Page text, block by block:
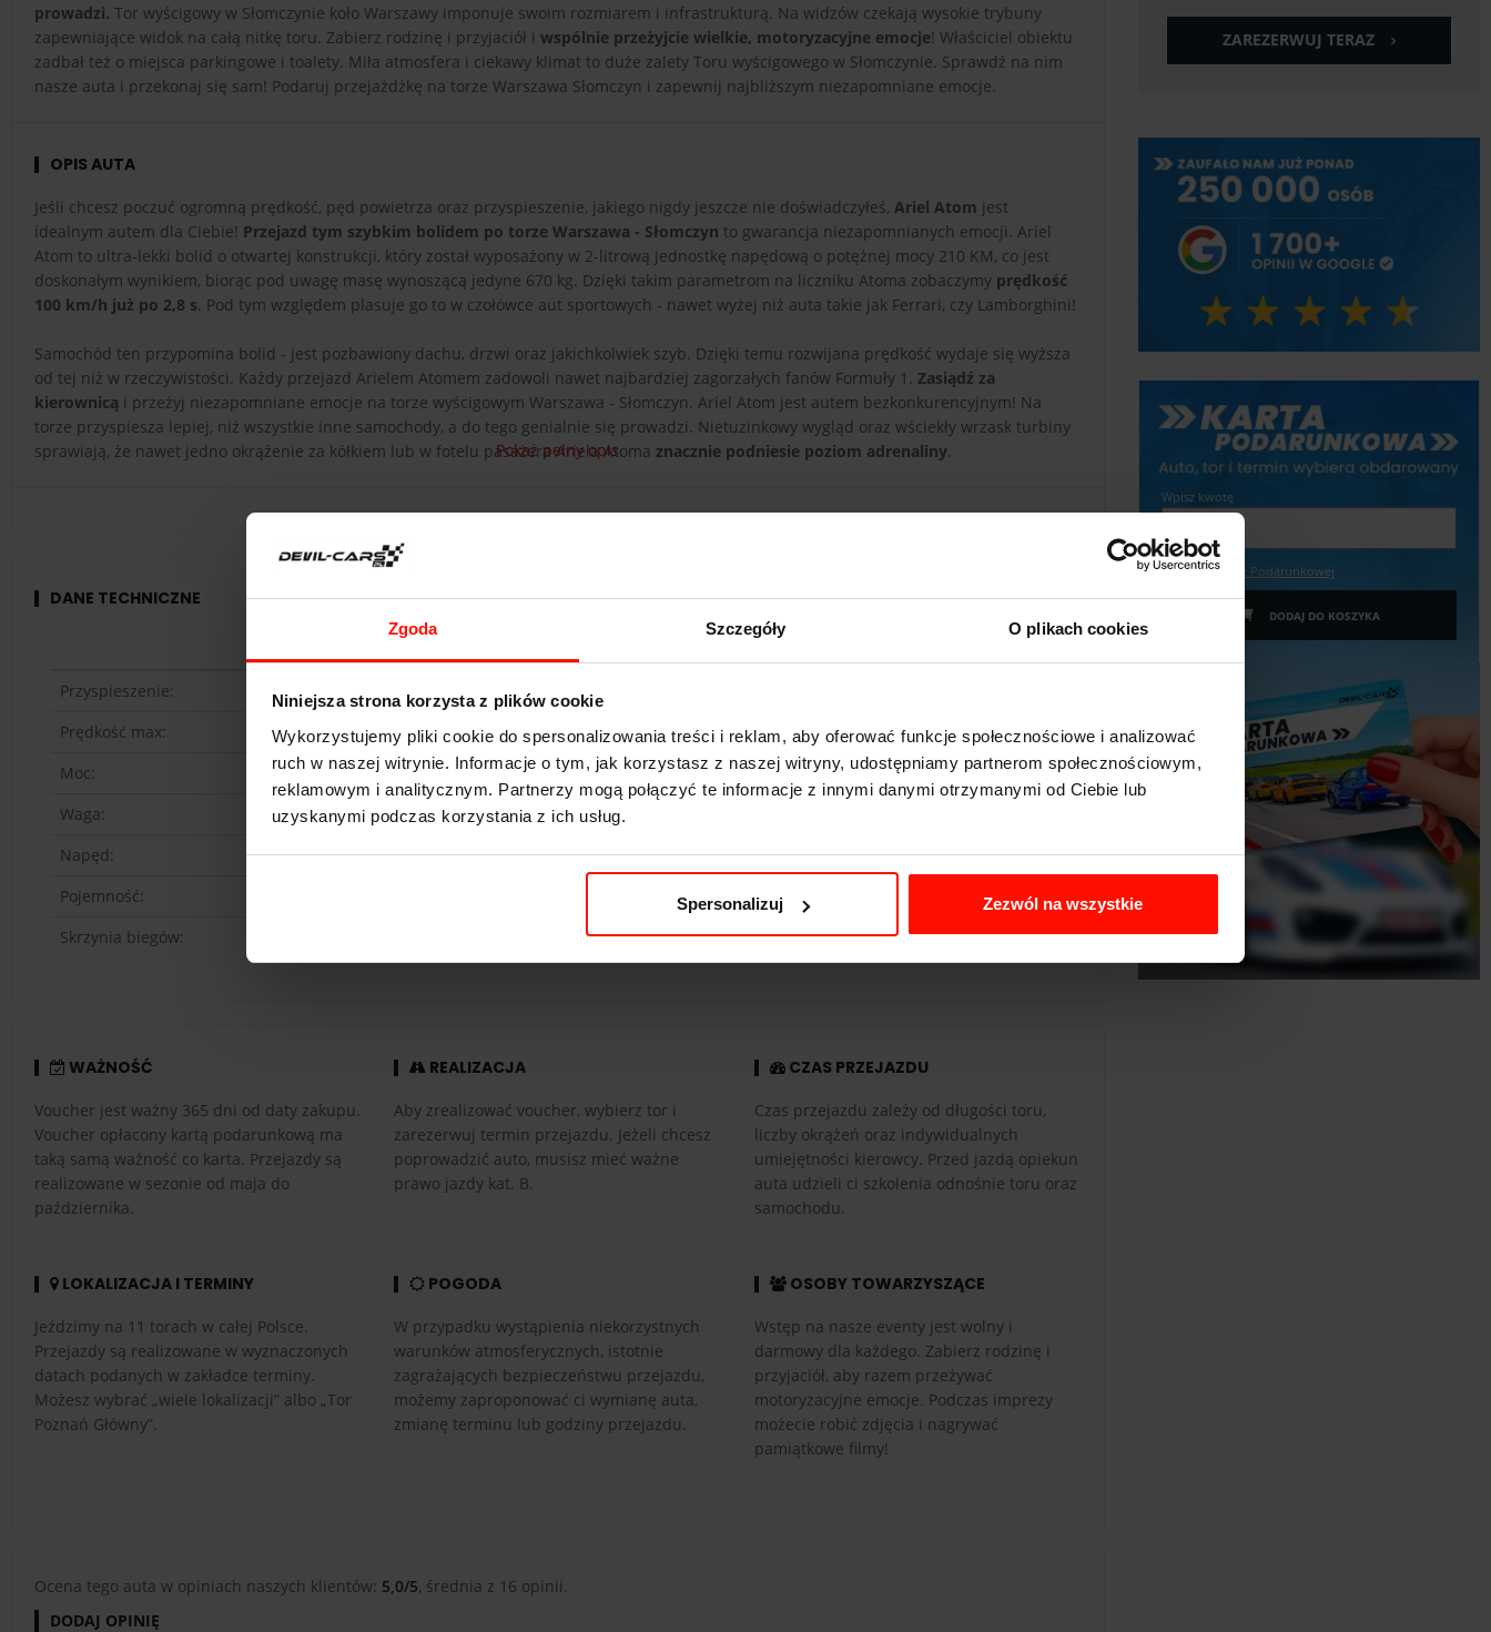
Zgoda Szczegóły O plikach cookies
Niniejsza strona korzysta z plików cookie
Wykorzystujemy pliki cookie do spersonalizowania treści i reklam, aby oferować funkcje społecznościowe i analizować
ruch w naszej witrynie. Informacje o tym, jak korzystasz z naszej witryny, udostępniamy partnerom społecznościowym,
reklamowym i analitycznym. Partnerzy mogą połączyć te informacje z innymi danymi otrzymanymi od Ciebie lub
uzyskanymi podczas korzystania z ich usług.
Spersonalizuj Zezwól na wszystkie
prowadzi. Tor wyścigowy w Słomczynie koło Warszawy imponuje swoim rozmiarem i infrastrukturą. Na widzów czekają wysokie trybuny
zapewniające widok na całą nitkę toru. Zabierz rodzinę i przyjaciół i wspólnie przeżyjcie wielkie, motoryzacyjne emocje! Właściciel obiektu
zadbał też o miejsca parkingowe i toalety. Miła atmosfera i ciekawy klimat to duże zalety Toru wyścigowego w Słomczynie. Sprawdź na nim
nasze auta i przekonaj się sam! Podaruj przejażdżkę na torze Warszawa Słomczyn i zapewnij najbliższym niezapomniane emocje.
OPIS AUTA
Jeśli chcesz poczuć ogromną prędkość, pęd powietrza oraz przyspieszenie, jakiego nigdy jeszcze nie doświadczyłeś, Ariel Atom jest
idealnym autem dla Ciebie! Przejazd tym szybkim bolidem po torze Warszawa - Słomczyn to gwarancja niezapomnianych emocji. Ariel
Atom to ultra-lekki bolid o otwartej konstrukcji, który został wyposażony w 2-litrową jednostkę napędową o potężnej mocy 210 KM, co jest
doskonałym wynikiem, biorąc pod uwagę masę wynoszącą jedyne 670 kg. Dzięki takim parametrom na liczniku Atoma zobaczymy prędkość
100 km/h już po 2,8 s. Pod tym względem plasuje go to w czołówce aut sportowych - nawet wyżej niż auta takie jak Ferrari, czy Lamborghini!
Samochód ten przypomina bolid - jest pozbawiony dachu, drzwi oraz jakichkolwiek szyb. Dzięki temu rozwijana prędkość wydaje się wyższa
od tej niż w rzeczywistości. Każdy przejazd Arielem Atomem zadowoli nawet najbardziej zagorzałych fanów Formuły 1. Zasiądź za
kierownicą i przeżyj niezapomniane emocje na torze wyścigowym Warszawa - Słomczyn. Ariel Atom jest autem bezkonkurencyjnym! Na
torze przyspiesza lepiej, niż wszystkie inne samochody, a do tego genialnie się prowadzi. Nietuzinkowy wygląd oraz wściekły wrzask turbiny
sprawiają, że nawet jedno okrążenie za kółkiem lub w fotelu pasażera Ariela Atoma znacznie podniesie poziom adrenaliny.
Pokaż pełny opis
DANE TECHNICZNE
Przyspieszenie:
s do 100 km/h
Prędkość max:
249km/h
Moc:
321KM
Waga:
465kg
Napęd:
tył
Pojemność:
Skrzynia biegów:
manualna
WAŻNOŚĆ
Voucher jest ważny 365 dni od daty zakupu.
Voucher opłacony kartą podarunkową ma
taką samą ważność co karta. Przejazdy są
realizowane w sezonie od maja do
października.
REALIZACJA
Aby zrealizować voucher, wybierz tor i
zarezerwuj termin przejazdu. Jeżeli chcesz
poprowadzić auto, musisz mieć ważne
prawo jazdy kat. B.
CZAS PRZEJAZDU
Czas przejazdu zależy od długości toru,
liczby okrążeń oraz indywidualnych
umiejętności kierowcy. Przed jazdą opiekun
auta udzieli ci szkolenia odnośnie toru oraz
samochodu.
LOKALIZACJA I TERMINY
Jeździmy na 11 torach w całej Polsce.
Przejazdy są realizowane w wyznaczonych
datach podanych w zakładce terminy.
Możesz wybrać „wiele lokalizacji” albo „Tor
Poznań Główny”.
POGODA
W przypadku wystąpienia niekorzystnych
warunków atmosferycznych, istotnie
zagrażających bezpieczeństwu przejazdu,
możemy zaproponować ci wymianę auta,
zmianę terminu lub godziny przejazdu.
OSOBY TOWARZYSZĄCE
Wstęp na nasze eventy jest wolny i
darmowy dla każdego. Zabierz rodzinę i
przyjaciół, aby razem przeżywać
motoryzacyjne emocje. Podczas imprezy
możecie robić zdjęcia i nagrywać
pamiątkowe filmy!
Ocena tego auta w opiniach naszych klientów: 5,0/5, średnia z 16 opinii.
DODAJ OPINIĘ
ZAREZERWUJ TERAZ
Wpisz kwotę
Więcej o Karcie Podarunkowej
DODAJ DO KOSZYKA